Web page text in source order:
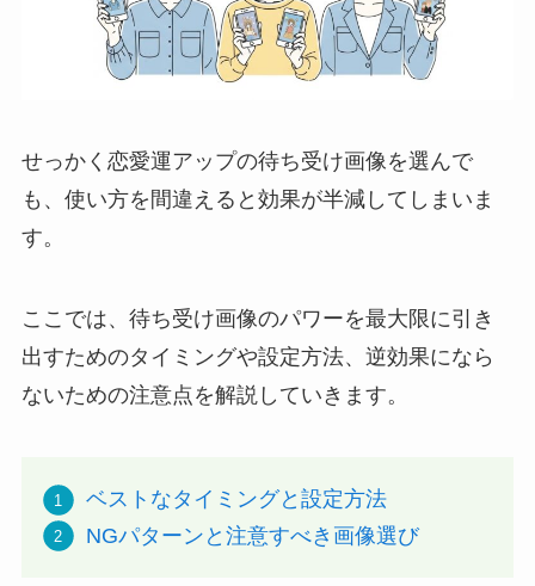
せっかく恋愛運アップの待ち受け画像を選んで
も、使い方を間違えると効果が半減してしまいま
す。
ここでは、待ち受け画像のパワーを最大限に引き
出すためのタイミングや設定方法、逆効果になら
ないための注意点を解説していきます。
ベストなタイミングと設定方法
NGパターンと注意すべき画像選び